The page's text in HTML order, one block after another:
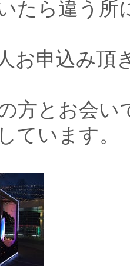
たら違う所
お申込み頂
方とお会い
ています。